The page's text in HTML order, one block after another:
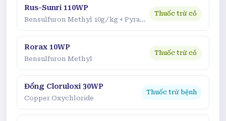
Rus-Sunri 110WP
Bensulfuron Methyl 10g/kg + Pyrazosulfuron Ethyl 100g/kg
Thuốc trừ cỏ
Rorax 10WP
Bensulfuron Methyl
Thuốc trừ cỏ
Đồng Cloruloxi 30WP
Copper Oxychloride
Thuốc trừ bệnh